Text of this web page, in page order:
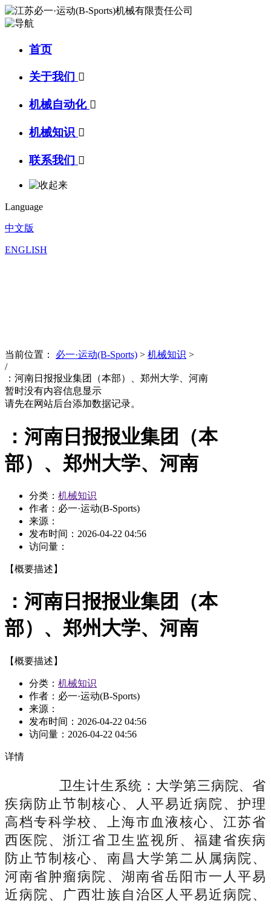
首页
关于我们 
机械自动化 
机械知识 
联系我们 
Language
中文版
ENGLISH
当前位置： 必一·运动(B-Sports) > 机械知识 >
/
：河南日报报业集团（本部）、郑州大学、河南
暂时没有内容信息显示
请先在网站后台添加数据记录。
：河南日报报业集团（本
部）、郑州大学、河南
分类： 机械知识
作者：必一·运动(B-Sports)
来源：
发布时间： 2026-04-22 04:56
访问量：
【概要描述】
：河南日报报业集团（本
部）、郑州大学、河南
【概要描述】
分类： 机械知识
作者：必一·运动(B-Sports)
来源：
发布时间： 2026-04-22 04:56
访问量： 2026-04-22 04:56
详情
卫生计生系统：大学第三病院、省
疾病防止节制核心、人平易近病院、护理
高档专科学校、上海市血液核心、江苏省
西医院、浙江省卫生监视所、福建省疾病
防止节制核心、南昌大学第二从属病院、
河南省肿瘤病院、湖南省岳阳市一人平易
近病院、广西壮族自治区人平易近病院、